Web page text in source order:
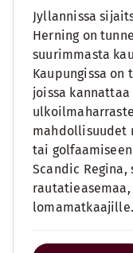
Jyllannissa
Herning on
suurimmasta
Kaupungissa
joissa
mahdollisuudet
tai
Scandic
lomamatkaajille.